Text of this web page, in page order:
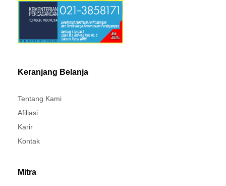
Keranjang Belanja
Tentang Kami
Afiliasi
Karir
Kontak
Mitra